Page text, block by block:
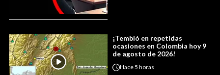
¡Tembló en repetidas
ocasiones en Colombia hoy 9
de agosto de 2026!
Hace5 horas